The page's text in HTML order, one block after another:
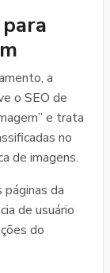
a
o SEO de
e trata
no
de imagens.
páginas da
de usuário
do